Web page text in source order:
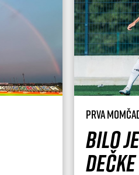
Prva
Bilo